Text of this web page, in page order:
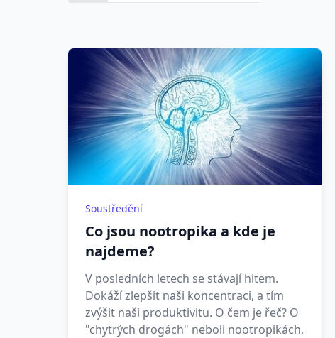
Soustředění
Co jsou nootropika a kde je
najdeme?
V posledních letech se stávají hitem.
Dokáží zlepšit naši koncentraci, a tím
zvýšit naši produktivitu. O čem je řeč? O
"chytrých drogách" neboli nootropikách,